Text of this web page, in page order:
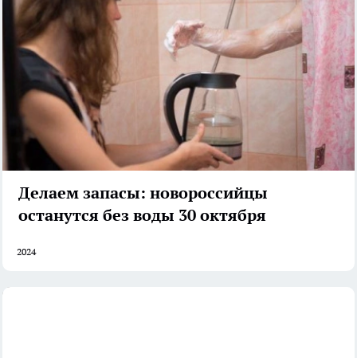
Делаем запасы: новороссийцы
останутся без воды 30 октября
2024